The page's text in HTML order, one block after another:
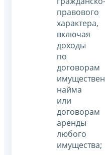
правового
характера,
включая
доходы
по
договорам
найма
или
договорам
аренды
любого
имущества;